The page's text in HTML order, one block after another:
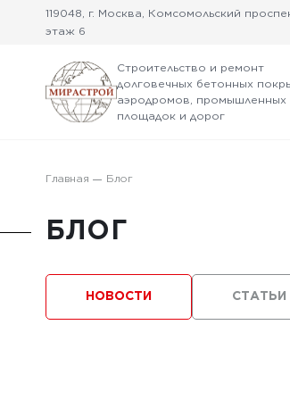
119048, г. Москва, Комсомольский
этаж 6
Строительство и ремонт
долговечных бетонных
аэродромов, промышленных
площадок и дорог
Главная Блог
БЛОГ
НОВОСТИ СТАТЬИ